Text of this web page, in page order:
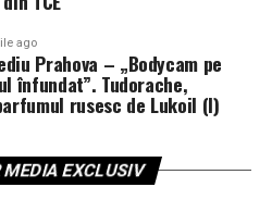
de buze cu o culoare vibrantă,
bine proiectată, au o rată de
Fereastra ghidează ochiul
care fac produsul unic,
un instrument de
eforturi suplimentare
ago
Prahova – „Bodycam pe
înfundat”. Tudorache,
rusesc de Lukoil (I)
MEDIA EXCLUSIV